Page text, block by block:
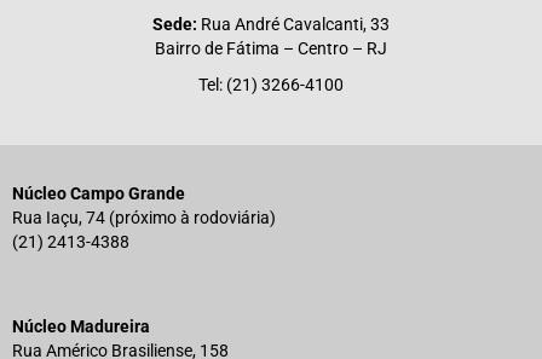
Perguntas frequentes
Seja um conveniado
COMUNICAÇÃO
Sede: Rua André Cavalcanti, 33
Bairro de Fátima – Centro – RJ
Tel: (21) 3266-4100
Núcleo Campo Grande
Rua Iaçu, 74 (próximo à rodoviária)
(21) 2413-4388
Núcleo Madureira
Rua Américo Brasiliense, 158